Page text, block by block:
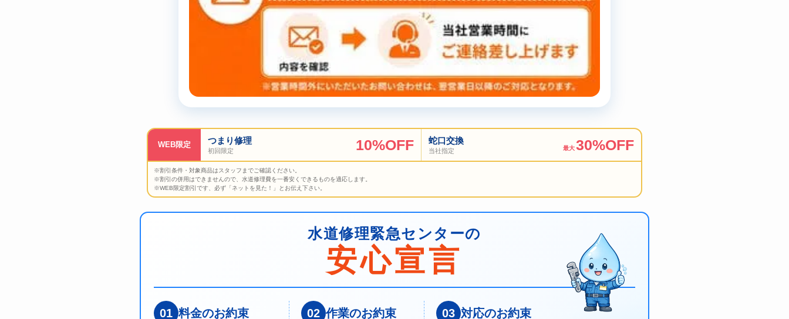
WEB限定 つまり修理
初回限定 10%OFF 蛇口交換
当社指定 最大30%OFF
※割引条件・対象商品はスタッフまでご確認ください。
※割引の併用はできませんので、水道修理費を一番安くできるものを適応します。
※WEB限定割引です、必ず「ネットを見た！」とお伝え下さい。
水道修理緊急センターの
安心宣言
01 料金のお約束 02 作業のお約束 03 対応のお約束